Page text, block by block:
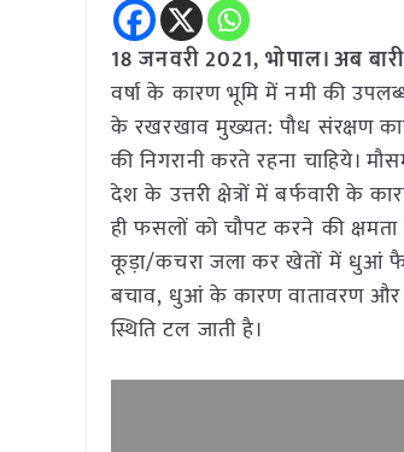
18 जनवरी 2021, भोपाल। अब
वर्षा के कारण भूमि में नमी की
के रखरखाव मुख्यत: पौध संरक्षण
की निगरानी करते रहना चाहिये।
देश के उत्तरी क्षेत्रों में बर्फवारी के
ही फसलों को चौपट करने की
कूड़ा/कचरा जला कर खेतों में धुआं
बचाव, धुआं के कारण वातावरण और
स्थिति टल जाती है।